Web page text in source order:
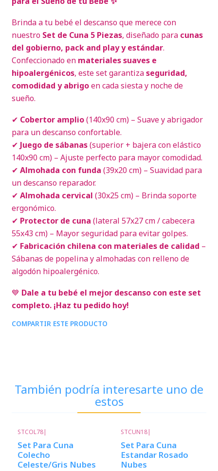
Brinda a tu bebé el descanso que merece con
nuestro Set de Cuna 5 Piezas, diseñado para cunas
del gobierno, pack and play y estándar.
Confeccionado en materiales suaves e
hipoalergénicos, este set garantizaseguridad,
comodidad y abrigoen cada siesta y noche de
sueño.
✔ Cobertor amplio(140x90 cm) – Suave y abrigador
para un descanso confortable.
✔ Juego de sábanas(superior + bajera con elástico
140x90 cm) – Ajuste perfecto para mayor comodidad.
✔ Almohada con funda (39x20 cm) – Suavidad para
un descanso reparador.
✔ Almohada cervical (30x25 cm) – Brinda soporte
ergonómico.
✔ Protector de cuna (lateral 57x27 cm / cabecera
55x43 cm) – Mayor seguridad para evitar golpes.
✔ Fabricación chilena con materiales de calidad –
Sábanas de popelina y almohadas con relleno de
algodón hipoalergénico.
💙 Dale a tu bebé el mejor descanso con este set
completo. ¡Haz tu pedido hoy!
COMPARTIR ESTE PRODUCTO
También podría interesarte uno de
estos
STCOL78|
Set Para Cuna
Colecho
Celeste/Gris Nubes
STCUN18|
Set Para Cuna
Estandar Rosado
Nubes